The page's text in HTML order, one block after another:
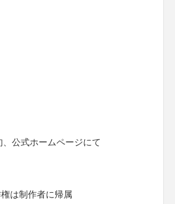
、公式ホームページにて
は制作者に帰属